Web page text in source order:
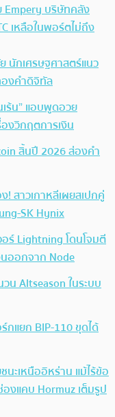
Empery บริษัทคลัง
เหลือในพอร์ตไม่ถึง
กเศรษฐศาสตร์แนว
องคำดิจิทัล
ร้น” แอบพูดอวย
งวิกฤตการเงิน
สิ้นปี 2026 ส่องคำ
! สาวเกาหลีเผยสเปกคู่
SK Hynix
อร์ Lightning โดนโจมตี
นออกจาก Node
น Altseason ในระบบ
กแยก BIP-110 ขุดได้
ะเหนืออิหร่าน แม้ไร้ข้อ
งแคบ Hormuz เต็มรูป